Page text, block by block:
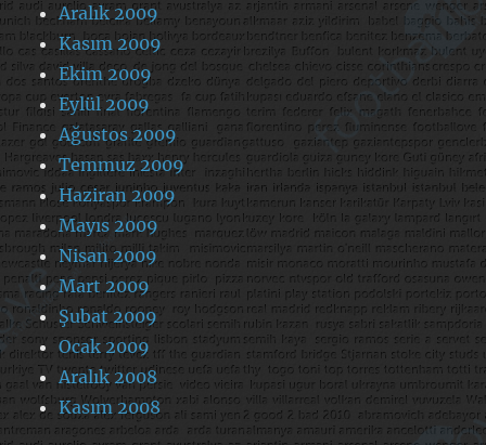
Aralık 2009
Kasım 2009
Ekim 2009
Eylül 2009
Ağustos 2009
Temmuz 2009
Haziran 2009
Mayıs 2009
Nisan 2009
Mart 2009
Şubat 2009
Ocak 2009
Aralık 2008
Kasım 2008